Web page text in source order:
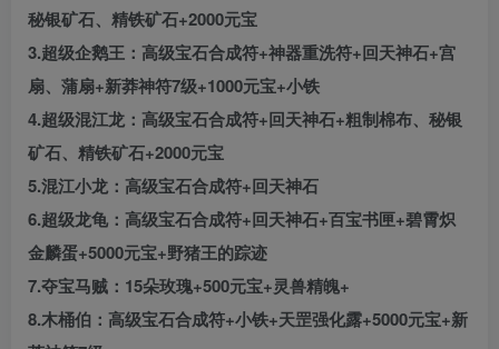
秘银矿石、精铁矿石+2000元宝
3.超级企鹅王：高级宝石合成符+神器重洗符+回天神石+宫
扇、蒲扇+新莽神符7级+1000元宝+小铁
4.超级混江龙：高级宝石合成符+回天神石+粗制棉布、秘银
矿石、精铁矿石+2000元宝
5.混江小龙：高级宝石合成符+回天神石
6.超级龙龟：高级宝石合成符+回天神石+百宝书匣+碧霄炽
金麟蛋+5000元宝+野猪王的踪迹
7.夺宝马贼：15朵玫瑰+500元宝+灵兽精魄+
8.木桶伯：高级宝石合成符+小铁+天罡强化露+5000元宝+新